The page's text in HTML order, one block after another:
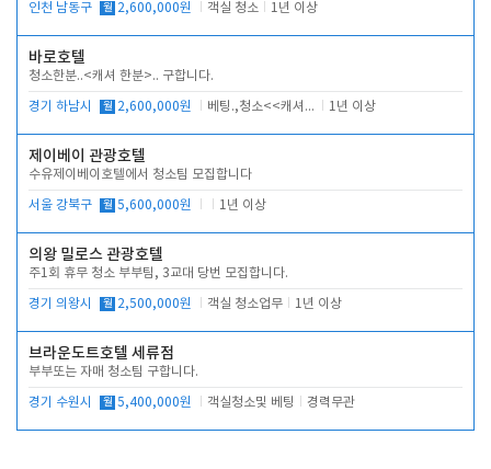
인천 남동구 월 2,600,000원 객실 청소 1년 이상
바로호텔
청소한분..<캐셔 한분>.. 구합니다.
경기 하남시 월 2,600,000원 베팅.,청소<<캐셔 모셔봅니다. 1년 이상
제이베이 관광호텔
수유제이베이호텔에서 청소팀 모집합니다
서울 강북구 월 5,600,000원 1년 이상
의왕 밀로스 관광호텔
주1회 휴무 청소 부부팀, 3교대 당번 모집합니다.
경기 의왕시 월 2,500,000원 객실 청소업무 1년 이상
브라운도트호텔 세류점
부부또는 자매 청소팀 구합니다.
경기 수원시 월 5,400,000원 객실청소및 베팅 경력무관